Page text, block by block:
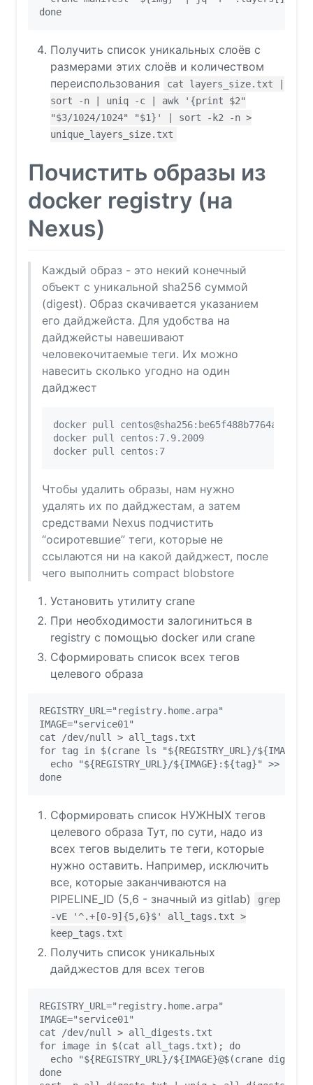
Получить список уникальных слоёв с
размерами этих слоёв и количеством
переиспользования
cat layers_size.txt |
sort -n | uniq -c | awk '{print $2"
"$3/1024/1024" "$1}' | sort -k2 -n >
unique_layers_size.txt
Почистить образы из
docker registry (на
Nexus)
Каждый образ - это некий конечный
объект с уникальной sha256 суммой
(digest). Образ скачивается указанием
его дайджейста. Для удобства на
дайджейсты навешивают
человекочитаемые теги. Их можно
навесить сколько угодно на один
дайджест
docker pull
docker pull centos:7.9.2009
Чтобы удалить образы, нам нужно
удалять их по дайджестам, а затем
средствами Nexus подчистить
“осиротевшие” теги, которые не
ссылаются ни на какой дайджест, после
чего выполнить compact blobstore
Установить утилиту crane
При необходимости залогиниться в
registry с помощью docker или crane
Сформировать список всех тегов
целевого образа
REGISTRY_URL="registry.home.arpa"
IMAGE="service01"
cat /dev/null > all_tags.txt
for tag in $(crane ls "${REGISTRY_URL}/
echo "${REGISTRY_URL}/${IMAGE}:${tag}" >>
Сформировать список НУЖНЫХ тегов
целевого образа Тут, по сути, надо из
всех тегов выделить те теги, которые
нужно оставить. Например, исключить
все, которые заканчиваются на
PIPELINE_ID (5,6 - значный из gitlab)
grep
-vE '^.+[0-9]{5,6}$' all_tags.txt >
keep_tags.txt
Получить список уникальных
дайджестов для всех тегов
REGISTRY_URL="registry.home.arpa"
IMAGE="service01"
cat /dev/null > all_digests.txt
for image in $(cat all_tags.txt); do
echo "${REGISTRY_URL}/${IMAGE}@$(crane digest
done